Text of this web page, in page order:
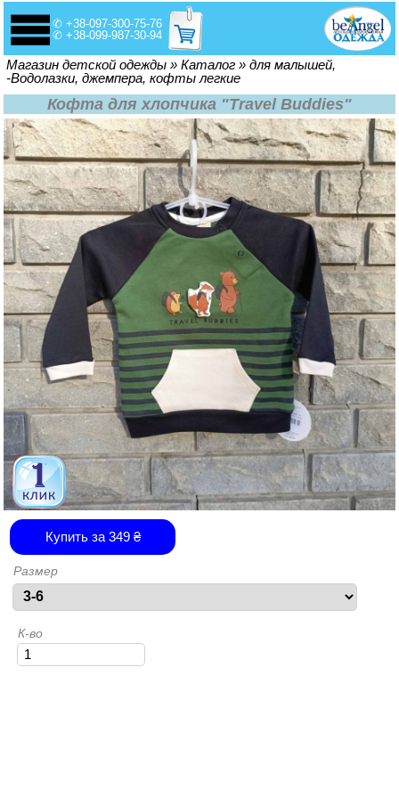
✆ +38-097-300-75-76
✆ +38-099-987-30-94
Вы здесь
Магазин детской одежды » Каталог » для малышей,
-Водолазки, джемпера, кофты легкие
Кофта для хлопчика "Travel Buddies"
Купить за 349₴
Размер
К-во